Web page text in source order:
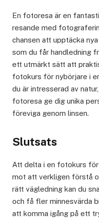
En fotoresa är en
resande med
chansen att upptäcka
som du får handledning
ett utmärkt sätt att
fotokurs för nybörjare i
du är intresserad av
fotoresa ge dig unika
föreviga genom linsen.
Slutsats
Att delta i en fotokurs
mot att verkligen förstå
rätt vägledning kan du
och få fler minnesvärda
att komma igång på ett